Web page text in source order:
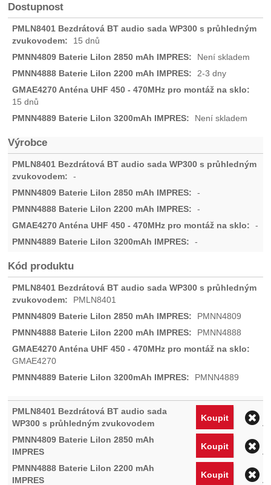
Dostupnost
15 dnů
Není skladem
2-3 dny
15 dnů
Není skladem
Výrobce
-
-
-
-
-
Kód produktu
PMLN8401
PMNN4809
PMNN4888
GMAE4270
PMNN4889
Koupit
Koupit
Koupit